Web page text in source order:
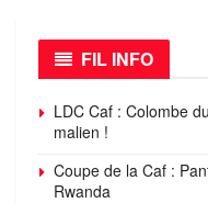
FIL INFO
LDC Caf : Colombe
malien !
Coupe de la Caf :
Rwanda